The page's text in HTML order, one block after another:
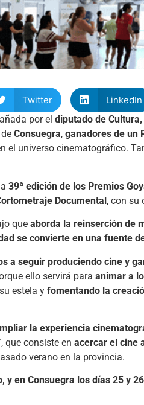
Twitter
LinkedIn
por el diputado de
Consuegra, ganadores de un
el universo cinematográfico.
39ª edición de los Premios
Documental, con su
que aborda la reinserción de
se convierte en una fuente
a seguir produciendo cine y
ello servirá para animar a
estela y fomentando la
la experiencia
, que consiste en acercar el cine
verano en la provincia.
y en Consuegra los días 25 y